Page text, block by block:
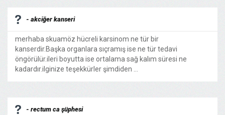
- akciğer kanseri
merhaba skuamöz hücreli karsinom ne tür bir
kanserdir.Başka organlara sıçramış ise ne tür tedavi
öngörülür.ileri boyutta ise ortalama sağ kalım süresi ne
kadardır.ilginize teşekkürler şimdiden ...
- rectum ca şüphesi